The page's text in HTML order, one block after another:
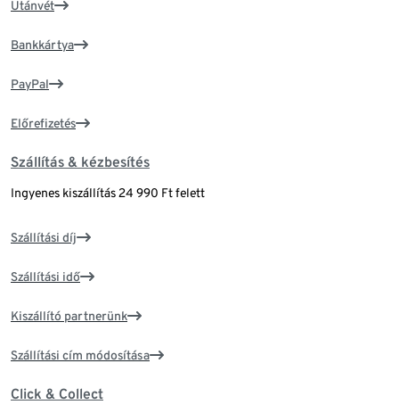
Utánvét
Bankkártya
PayPal
Előrefizetés
Szállítás & kézbesítés
Ingyenes kiszállítás 24 990 Ft felett
Szállítási díj
Szállítási idő
Kiszállító partnerünk
Szállítási cím módosítása
Click & Collect